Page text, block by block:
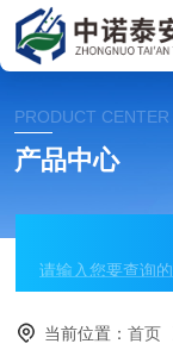
PRODUCT CENTER
产品中心
当前位置：首页